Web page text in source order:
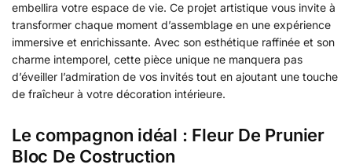
embellira votre espace de vie. Ce projet artistique vous invite à
transformer chaque moment d’assemblage en une expérience
immersive et enrichissante. Avec son esthétique raffinée et son
charme intemporel, cette pièce unique ne manquera pas
d’éveiller l’admiration de vos invités tout en ajoutant une touche
de fraîcheur à votre décoration intérieure.
Le compagnon idéal : Fleur De Prunier
Bloc De Costruction